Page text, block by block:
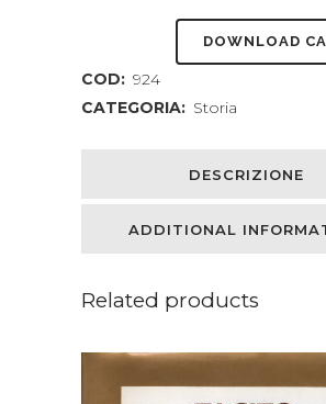
DOWNLOAD
COD: 924
CATEGORIA: Storia
DESCRIZIONE
ADDITIONAL
Related products